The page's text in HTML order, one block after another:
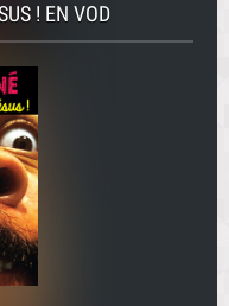
! EN VOD